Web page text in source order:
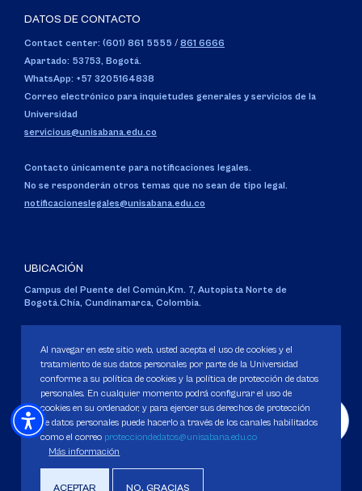
DATOS DE CONTACTO
Contact center: (601) 861 5555 / 861 6666
Apartado: 53753, Bogotá.
WhatsApp: +57 3205164838
Correo electrónico para inquietudes generales y servicios de la
Universidad
servicious@unisabana.edu.co
Contacto únicamente para notificaciones legales.
No se responderán otros temas que no sean de tipo legal.
notificacioneslegales@unisabana.edu.co
UBICACIÓN
Campus del Puente del Común, Km. 7, Autopista Norte de
Bogotá.Chía, Cundinamarca, Colombia.
Personería Jurídica:Resolución 130 del 14 de enero de 1980.
Ministerio de Educación Nacional.
Política de Protección de datos
Derechos Pecuniarios
Al navegar en este sitio web, usted acepta el uso de cookies y el
tratamiento de sus datos personales por parte de la Universidad
conforme a su política de cookies y la política de protección de datos
personales. En cualquier momento podrá configurar el uso de
cookies en su ordenador, y para ejercer sus derechos de protección
de datos personales puede hacerlo a través de los canales habilitados
como el correo protecciondedatos@unisabana.edu.co
Más información
ACEPTAR NO, GRACIAS